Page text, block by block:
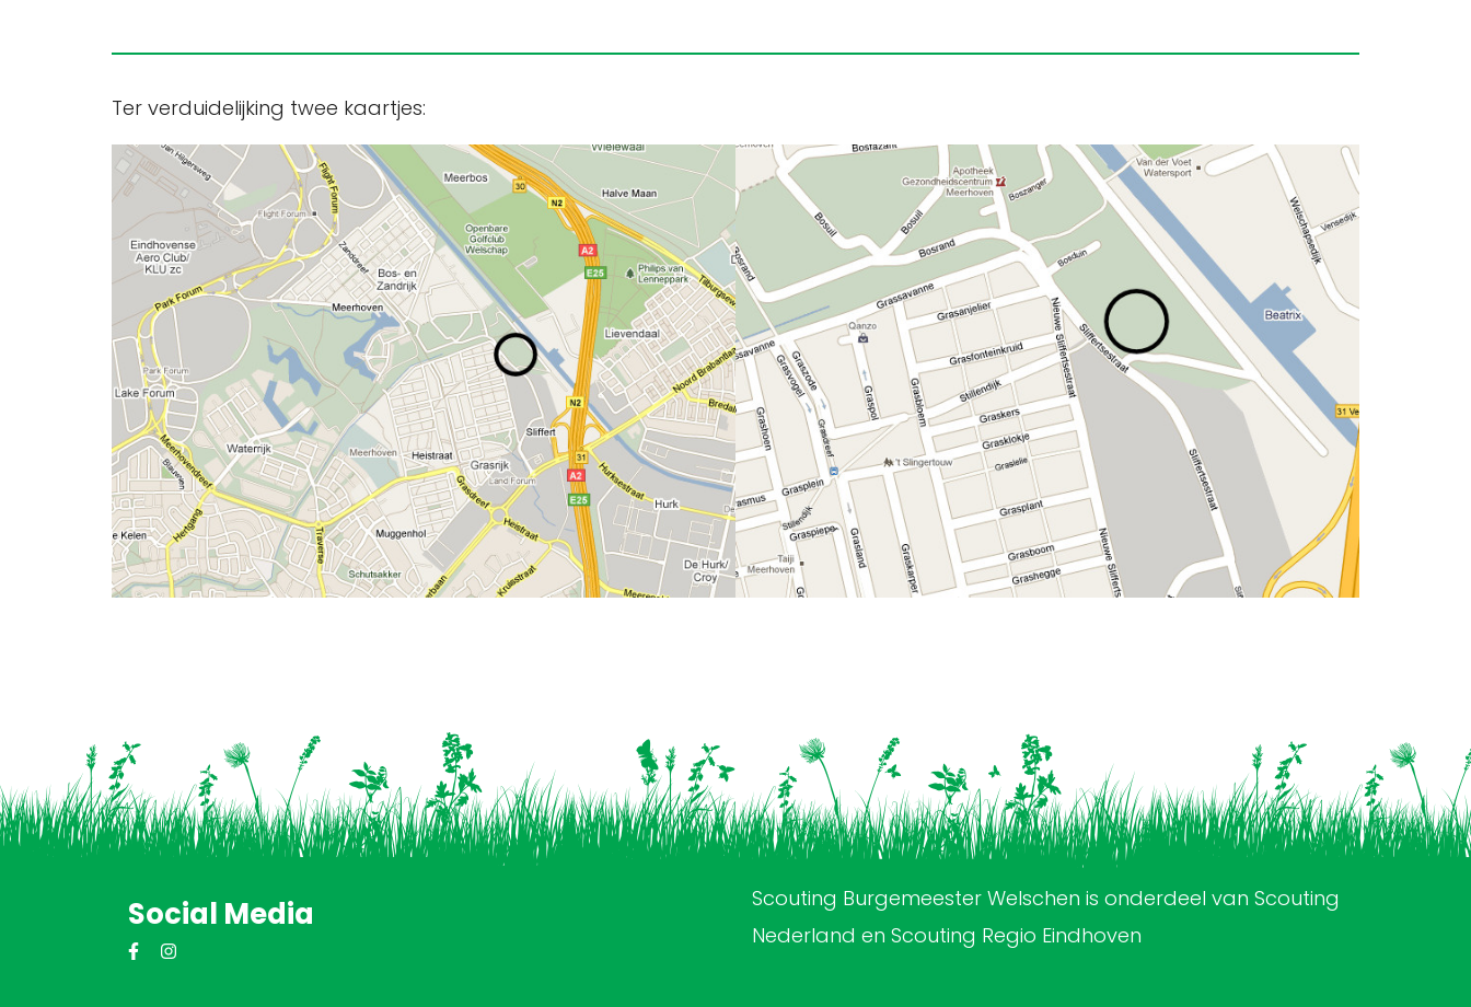
Ter verduidelijking twee kaartjes:
Social Media
Scouting Burgemeester Welschen is onderdeel van Scouting
Nederland en Scouting Regio Eindhoven